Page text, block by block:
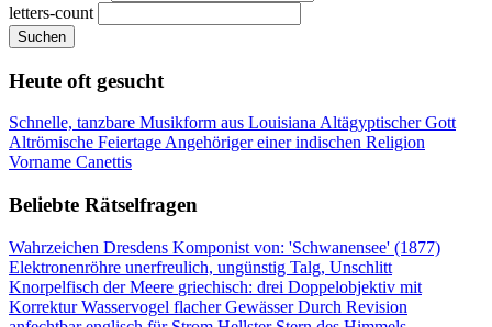
letters-count
Suchen
Heute oft gesucht
Schnelle, tanzbare Musikform aus LouisianaAltägyptischer Gott
Altrömische FeiertageAngehöriger einer indischen Religion
Vorname Canettis
Beliebte Rätselfragen
Wahrzeichen Dresdens Komponist von: 'Schwanensee' (1877)
Elektronenröhre unerfreulich, ungünstig Talg, Unschlitt
Knorpelfisch der Meere griechisch: drei Doppelobjektiv mit
KorrekturWasservogel flacher GewässerDurch Revision